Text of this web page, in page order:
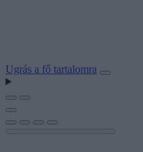
Ugrás a fő tartalomra